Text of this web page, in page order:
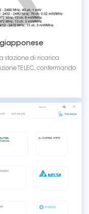
giapponese
stazione di ricarica
TELEC, confermando